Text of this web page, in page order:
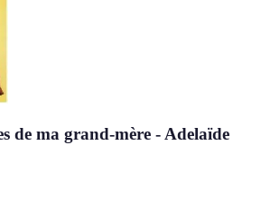
de ma grand-mère - Adelaïde